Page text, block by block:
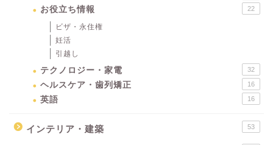
お役立ち情報 22
ビザ・永住権
妊活
引越し
テクノロジー・家電 32
ヘルスケア・歯列矯正 16
英語 16
インテリア・建築 53